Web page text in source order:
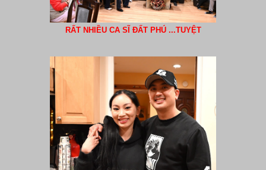
RẤT NHIỀU CA SĨ ĐẤT PHÚ ...TUYỆT